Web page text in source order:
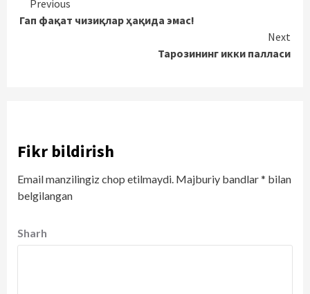
Continue
Reading
Previous
Гап фақат чизиқлар ҳақида эмас!
Next
Тарозининг икки палласи
Fikr bildirish
Email manzilingiz chop etilmaydi. Majburiy bandlar* bilan
belgilangan
Sharh